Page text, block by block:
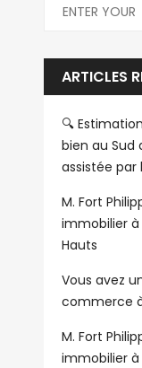
ARTICLES
🔍
bien au Sud
assistée par
M. Fort
immobilier à
Hauts
Vous avez
commerce
M. Fort
immobilier à